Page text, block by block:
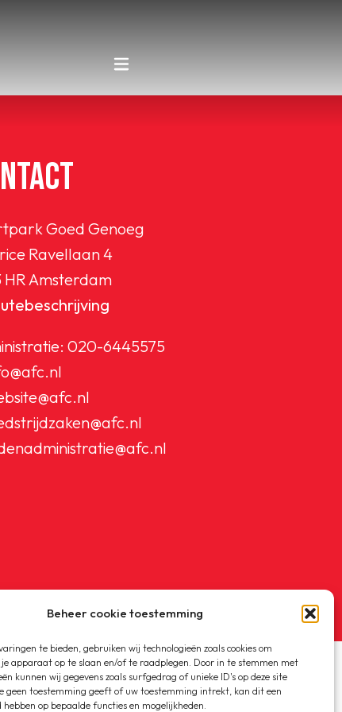
Beheer cookie toestemming
te bieden, gebruiken wij technologieën zoals cookies om
apparaat op te slaan en/of te raadplegen. Door in te stemmen met
kunnen wij gegevens zoals surfgedrag of unieke ID's op deze site
geen toestemming geeft of uw toestemming intrekt, kan dit een
hebben op bepaalde functies en mogelijkheden.
Goed Genoeg
Ravellaan 4
HR Amsterdam
020-6445575